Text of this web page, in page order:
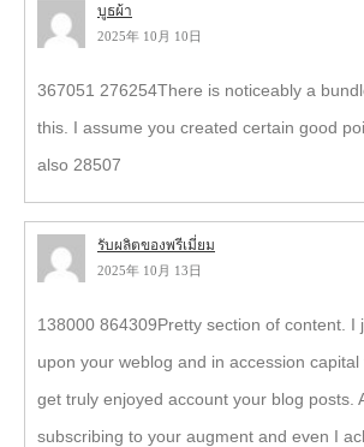
บูธผ้า
2025年 10月 10日
367051 276254There is noticeably a
this. I assume you created certain good
also 28507
รับผลิตของพรีเมี่ยม
2025年 10月 13日
138000 864309Pretty section of content. I
upon your weblog and in accession
get truly enjoyed account your blog posts.
subscribing to your augment and even I